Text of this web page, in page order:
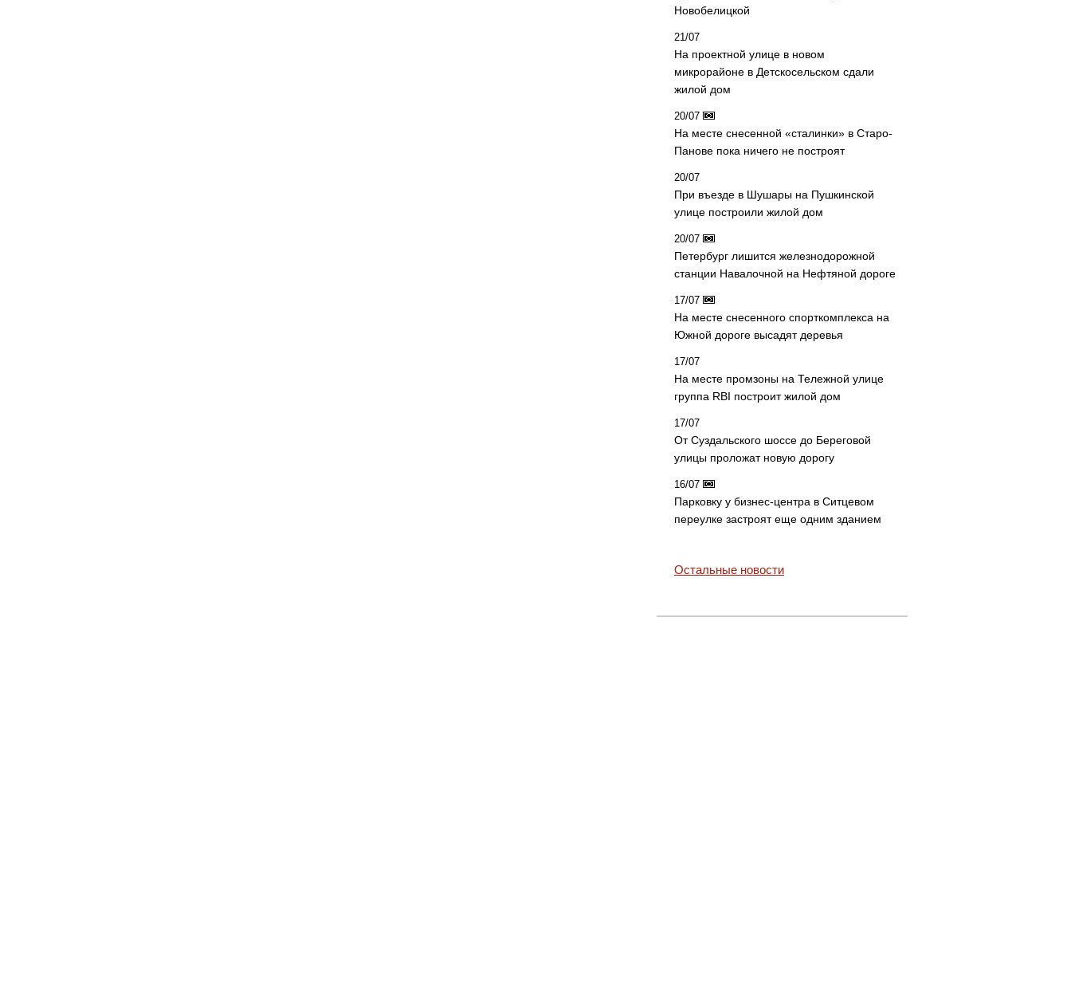
Новобелицкой
21/07
На проектной улице в новом
микрорайоне в Детскосельском сдали
жилой дом
20/07
На месте снесенной «сталинки» в Старо-
Панове пока ничего не построят
20/07
При въезде в Шушары на Пушкинской
улице построили жилой дом
20/07
Петербург лишится железнодорожной
станции Навалочной на Нефтяной дороге
17/07
На месте снесенного спорткомплекса на
Южной дороге высадят деревья
17/07
На месте промзоны на Тележной улице
группа RBI построит жилой дом
17/07
От Суздальского шоссе до Береговой
улицы проложат новую дорогу
16/07
Парковку у бизнес-центра в Ситцевом
переулке застроят еще одним зданием
Остальные новости